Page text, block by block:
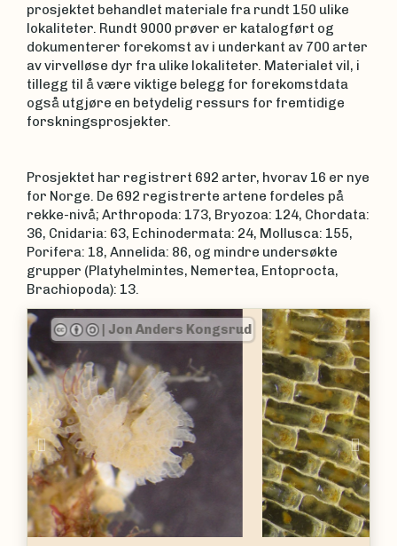
prosjektet behandlet materiale fra rundt 150 ulike
lokaliteter. Rundt 9000 prøver er katalogført og
dokumenterer forekomst av i underkant av 700 arter
av virvelløse dyr fra ulike lokaliteter. Materialet vil, i
tillegg til å være viktige belegg for forekomstdata
også utgjøre en betydelig ressurs for fremtidige
forskningsprosjekter.
Prosjektet har registrert 692 arter, hvorav 16 er nye
for Norge. De 692 registrerte artene fordeles på
rekke-nivå; Arthropoda: 173, Bryozoa: 124, Chordata:
36, Cnidaria: 63, Echinodermata: 24, Mollusca: 155,
Porifera: 18, Annelida: 86, og mindre undersøkte
grupper (Platyhelmintes, Nemertea, Entoprocta,
Brachiopoda): 13.
|Jon Anders Kongsrud
Previous